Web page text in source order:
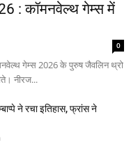
: कॉमनवेल्थ गेम्स में
0
गेम्स 2026 के पुरुष जैवलिन थ्रो
नीरज...
ने रचा इतिहास, फ्रांस ने